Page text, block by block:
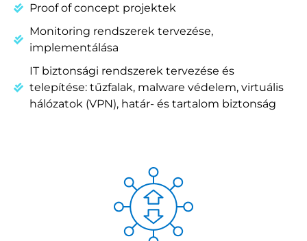
Proof of concept projektek
Monitoring rendszerek tervezése,
implementálása
IT biztonsági rendszerek tervezése és
telepítése: tűzfalak, malware védelem, virtuális
hálózatok (VPN), határ- és tartalom biztonság